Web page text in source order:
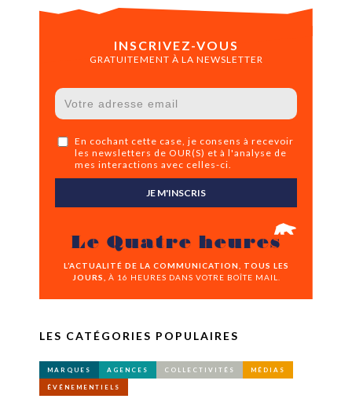
INSCRIVEZ-VOUS
GRATUITEMENT À LA NEWSLETTER
En cochant cette case, je consens à recevoir
les newsletters de OUR(S) et à l'analyse de
mes interactions avec celles-ci.
JE M'INSCRIS
Le Quatre heures
L’ACTUALITÉ DE LA COMMUNICATION, TOUS LES
JOURS,
À 16 HEURES DANS VOTRE BOÎTE MAIL.
LES CATÉGORIES POPULAIRES
MARQUES AGENCES COLLECTIVITÉS MÉDIAS
ÉVÉNEMENTIELS